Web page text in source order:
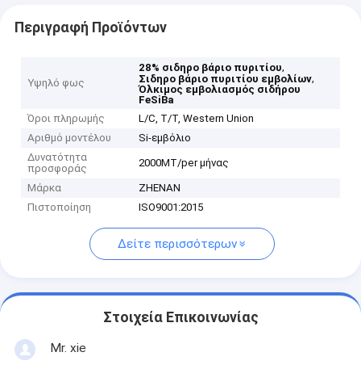
Περιγραφή Προϊόντων
Υψηλό φως
28% σιδηρο βάριο πυριτίου,
Σιδηρο βάριο πυριτίου εμβολίων,
Όλκιμος εμβολιασμός σιδήρου
FeSiBa
Όροι πληρωμής
L/C, T/T, Western Union
Αριθμό μοντέλου
Si-εμβόλιο
Δυνατότητα
προσφοράς
2000MT/per μήνας
Μάρκα
ZHENAN
Πιστοποίηση
ISO9001:2015
Δείτε περισσότερων
Στοιχεία Επικοινωνίας
Mr. xie